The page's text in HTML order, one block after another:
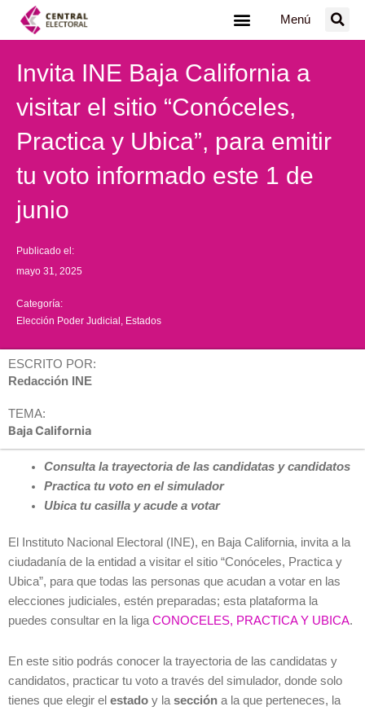
Menú
Invita INE Baja California a
visitar el sitio “Conóceles,
Practica y Ubica”, para emitir
tu voto informado este 1 de
junio
Publicado el:
mayo 31, 2025
Categoría:
Elección Poder Judicial Estados
ESCRITO POR:
Redacción INE
TEMA:
Baja California
Consulta la trayectoria de las candidatas y candidatos
Practica tu voto en el simulador
Ubica tu casilla y acude a votar
El Instituto Nacional Electoral (INE), en Baja California, invita a la
ciudadanía de la entidad a visitar el sitio “Conóceles, Practica y
Ubica”, para que todas las personas que acudan a votar en las
elecciones judiciales, estén preparadas; esta plataforma la
puedes consultar en la ligaCONOCELES, PRACTICA Y UBICA.
En este sitio podrás conocer la trayectoria de las candidatas y
candidatos, practicar tu voto a través del simulador, donde solo
tienes que elegir el estado y la sección a la que perteneces, la